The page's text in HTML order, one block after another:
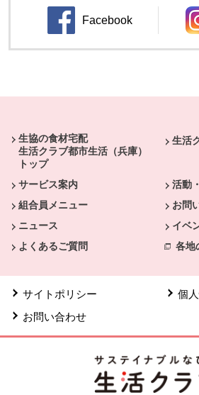
Facebook
別のウィンドウで開
生協の食材宅配
生活クラブ都市生活（兵庫）
トップ
生活
サービス案内
活動
組合員メニュー
お問
ニュース
イベ
よくあるご質問
各地
サイトポリシー
個
お問い合わせ